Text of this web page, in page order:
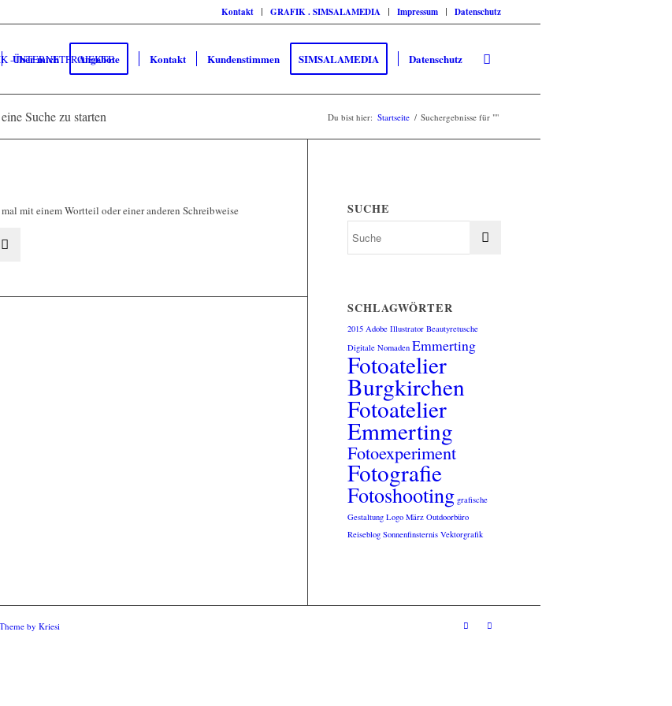
Kontakt GRAFIK . SIMSALAMEDIA Impressum Datenschutz
Über mich Angebote Kontakt Kundenstimmen SIMSALAMEDIA Datenschutz
Suche zu starten Du bist hier: Startseite / Suchergebnisse für ""
mit einem Wortteil oder einer anderen Schreibweise SUCHE
SCHLAGWÖRTER
2015 Adobe Illustrator Beautyretusche
Digitale Nomaden Emmerting
Fotoatelier
Burgkirchen
Fotoatelier
Emmerting
Fotoexperiment
Fotografie
Fotoshooting grafische
Gestaltung Logo März Outdoorbüro
Reiseblog Sonnenfinsternis Vektorgrafik
by Kriesi